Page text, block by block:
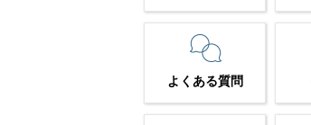
よくある質問